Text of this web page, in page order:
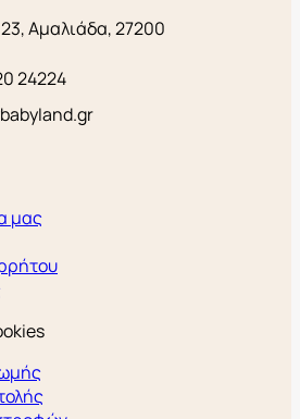
Αμαλιάδα, 27200
24224
μας